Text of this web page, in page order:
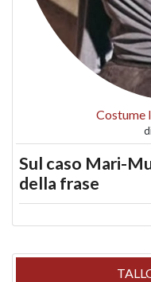
Costume
Sul caso Mari-
della frase